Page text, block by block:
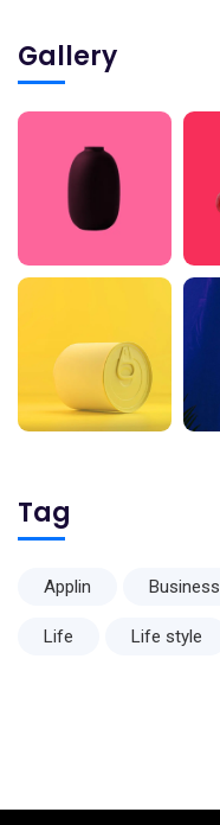
Gallery
Tag
Applin Business
Life Life style